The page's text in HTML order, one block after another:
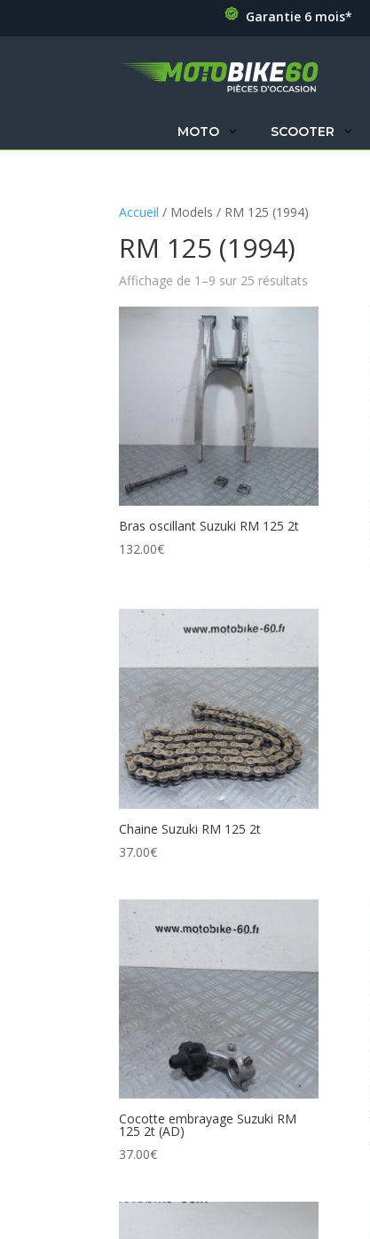
Garantie 6 mois*
MOTO SCOOTER
Accueil / Models / RM 125 (1994)
RM 125 (1994)
Affichage de 1–9 sur 25 résultats
Bras oscillant Suzuki RM 125 2t
132.00€
Chaine Suzuki RM 125 2t
37.00€
Cocotte embrayage Suzuki RM
125 2t (AD)
37.00€